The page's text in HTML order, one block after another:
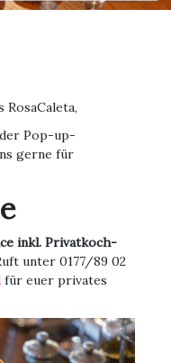
RosaCaleta,
Pop-up-
gerne für
inkl. Privatkoch-
unter 0177/89 02
für euer privates